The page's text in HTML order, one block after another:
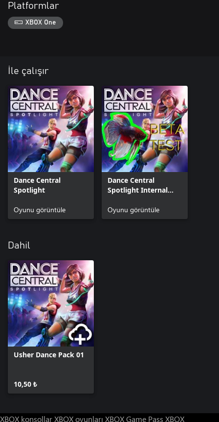
Platformlar
XBOX One
İle çalışır
Dance Central
Spotlight
Oyunu görüntüle
Dance Central
Spotlight Internal
Oyunu görüntüle
Dahil
Usher Dance Pack 01
10,50 ₺
XBOX konsollarXBOX oyunları XBOX Game Pass XBOX